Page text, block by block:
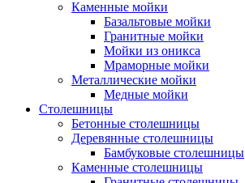
Каменные мойки
Базальтовые мойки
Гранитные мойки
Мойки из оникса
Мраморные мойки
Металлические мойки
Медные мойки
Столешницы
Бетонные столешницы
Деревянные столешницы
Бамбуковые столешницы
Каменные столешницы